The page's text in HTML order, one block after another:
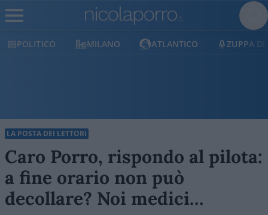
POLITICO MILANO ATLANTICO ZUPPA DI
LA POSTA DEI LETTORI
Caro Porro, rispondo al pilota:
a fine orario non può
decollare? Noi medici…